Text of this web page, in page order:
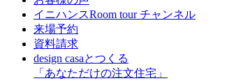
イニハンスRoom tour チャンネル
来場予約
資料請求
design casaとつくる
「あなただけの注文住宅」